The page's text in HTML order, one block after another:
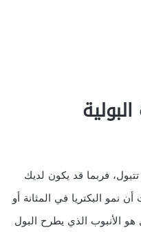
فربما قد يكون لديك
نمو البكتريا في المثانة أو
هو الأنبوب الذي يطرح البول